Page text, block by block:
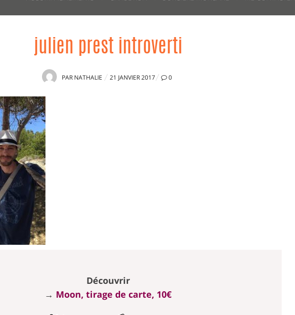
julien prest introverti
PAR NATHALIE
PUBLIÉ
21 JANVIER 2017 0
Découvrir
→ Moon, tirage de carte, 10€